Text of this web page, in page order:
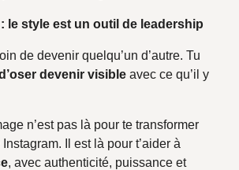
le style est un outil de leadership
de devenir quelqu’un d’autre. Tu
devenir visible avec ce qu’il y
n’est pas là pour te transformer
Il est là pour t’aider à
, avec authenticité, puissance et